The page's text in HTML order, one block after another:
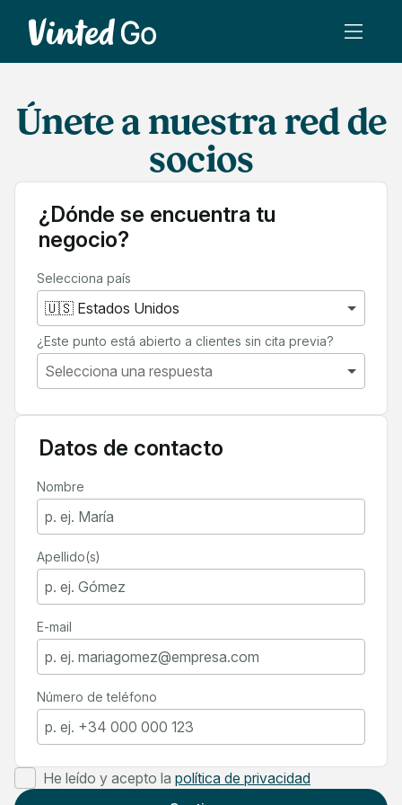
Únete a nuestra red de
socios
¿Dónde se encuentra tu
negocio?
Selecciona país
¿Este punto está abierto a clientes sin cita previa?
Datos de contacto
Nombre
Apellido(s)
E-mail
Número de teléfono
He leído y acepto la política de privacidad